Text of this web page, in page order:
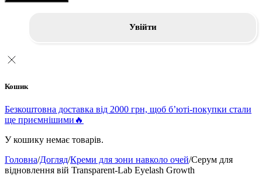
Увійти
Кошик
Безкоштовна доставка від 2000 грн, щоб б’юті-покупки стали
ще приємнішими🔥
У кошику немає товарів.
Головна/Догляд/Креми для зони навколо очей/Серум для
відновлення вій Transparent-Lab Eyelash Growth